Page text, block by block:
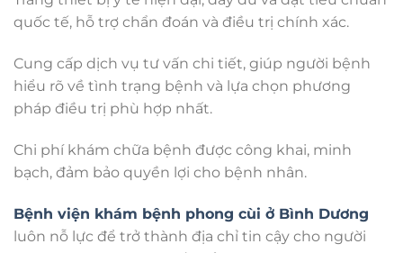
quốc tế, hỗ trợ chẩn đoán và điều trị chính xác.
Cung cấp dịch vụ tư vấn chi tiết, giúp người bệnh
hiểu rõ về tình trạng bệnh và lựa chọn phương
pháp điều trị phù hợp nhất.
Chi phí khám chữa bệnh được công khai, minh
bạch, đảm bảo quyền lợi cho bệnh nhân.
Bệnh viện khám bệnh phong cùi ở Bình Dương
luôn nỗ lực để trở thành địa chỉ tin cậy cho người